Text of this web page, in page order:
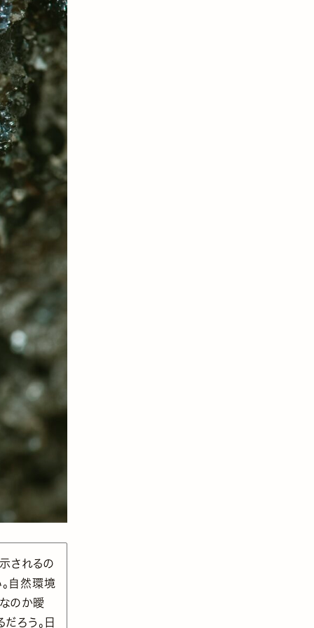
されるの
自然環境
のか曖
ろう。日